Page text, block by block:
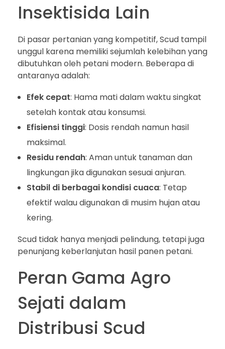
Insektisida Lain
Di pasar pertanian yang kompetitif, Scud tampil
unggul karena memiliki sejumlah kelebihan yang
dibutuhkan oleh petani modern. Beberapa di
antaranya adalah:
Efek cepat: Hama mati dalam waktu singkat
setelah kontak atau konsumsi.
Efisiensi tinggi: Dosis rendah namun hasil
maksimal.
Residu rendah: Aman untuk tanaman dan
lingkungan jika digunakan sesuai anjuran.
Stabil di berbagai kondisi cuaca: Tetap
efektif walau digunakan di musim hujan atau
kering.
Scud tidak hanya menjadi pelindung, tetapi juga
penunjang keberlanjutan hasil panen petani.
Peran Gama Agro
Sejati dalam
Distribusi Scud